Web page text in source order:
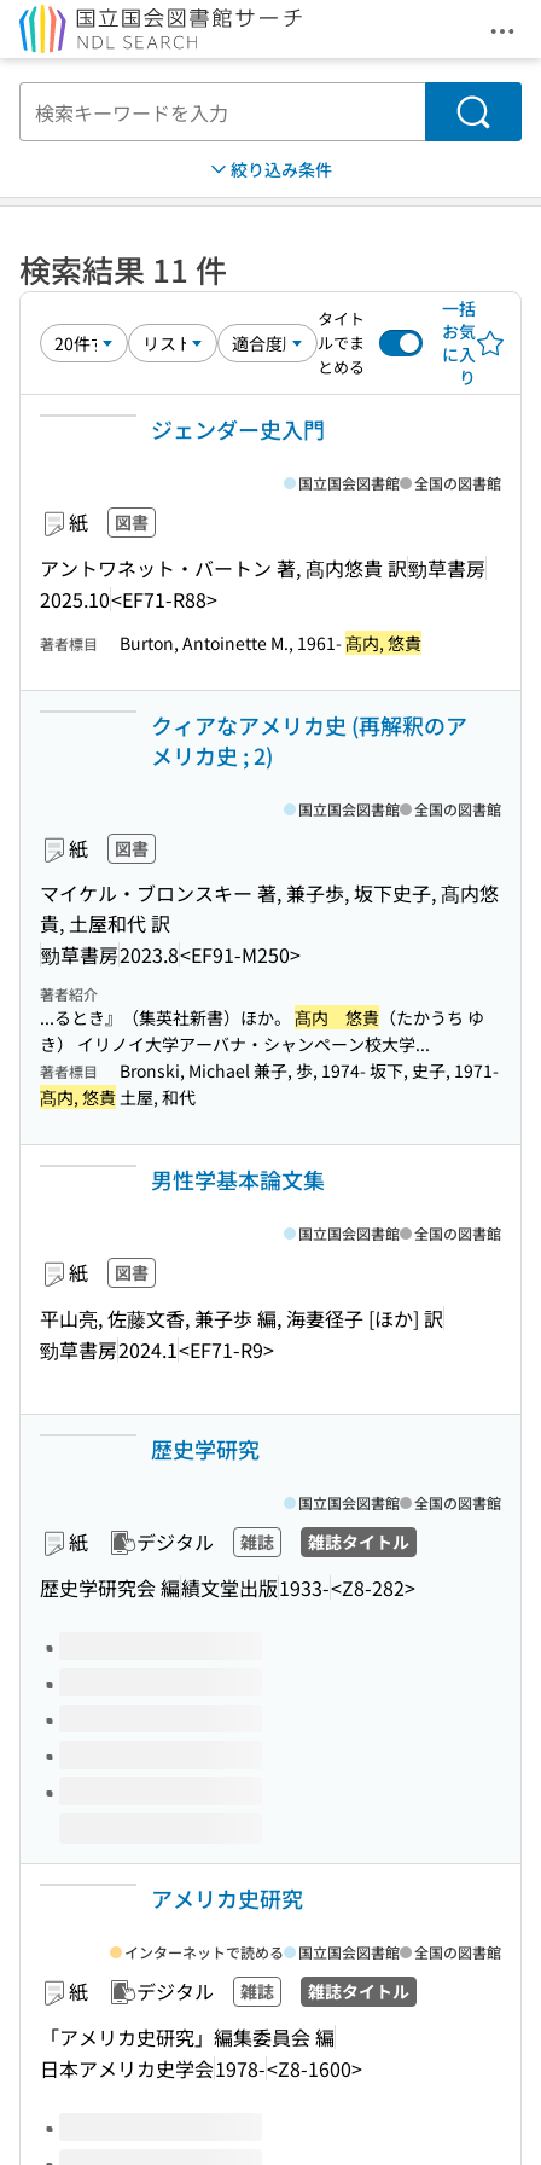
メ
検索
絞り込み条件
検索結果 11 件
タイト
ルでま
とめる
一括
お気
に入
り
ジェンダー史入門
紙 図書
アントワネット・バートン 著, 髙内悠貴 訳勁草書房
2025.10<EF71-R88>
国立国会図書館 全国の図書館
著者標目 Burton, Antoinette M., 1961-髙内, 悠貴
クィアなアメリカ史 (再解釈のア
メリカ史 ; 2)
紙 図書
マイケル・ブロンスキー 著, 兼子歩, 坂下史子, 髙内悠
貴, 土屋和代 訳
勁草書房2023.8<EF91-M250>
国立国会図書館 全国の図書館
著者紹介
...るとき』（集英社新書）ほか。 髙内 悠貴 （たかうち ゆ
き） イリノイ大学アーバナ・シャンペーン校大学...
著者標目
Bronski, Michael 兼子, 歩, 1974- 坂下, 史子, 1971-
髙内, 悠貴土屋, 和代
男性学基本論文集
紙 図書
平山亮, 佐藤文香, 兼子歩 編, 海妻径子 [ほか] 訳
勁草書房2024.1<EF71-R9>
国立国会図書館 全国の図書館
歴史学研究
紙 デジタル 雑誌 雑誌タイトル
歴史学研究会 編績文堂出版1933-<Z8-282>
国立国会図書館 全国の図書館
このタイトルの巻号
アメリカ史研究
紙 デジタル 雑誌 雑誌タイトル
「アメリカ史研究」編集委員会 編
日本アメリカ史学会1978-<Z8-1600>
インターネットで読める 国立国会図書館 全国の図書館
このタイトルの巻号